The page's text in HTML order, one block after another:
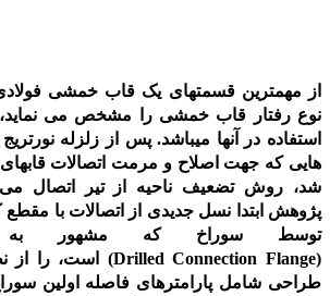
از مهمترین قسمت­های یک قاب خمشی
نوع رفتار قاب خمشی را مشخص می ­نماید،
استفاده در آنها می­باشد. پس از زلزله
هایی که جهت اصلاح و مرمت اتصالات
شد، روش تضعیف ناحیه از تیر اتصال می­
پژوهش ابتدا نسل جدیدی از اتصالات با مقطع
توسط سوراخ که مشهور به
)
Flange
Connection
(Drilled
است، را از
طراحی شامل پارامترهای فاصله اولین